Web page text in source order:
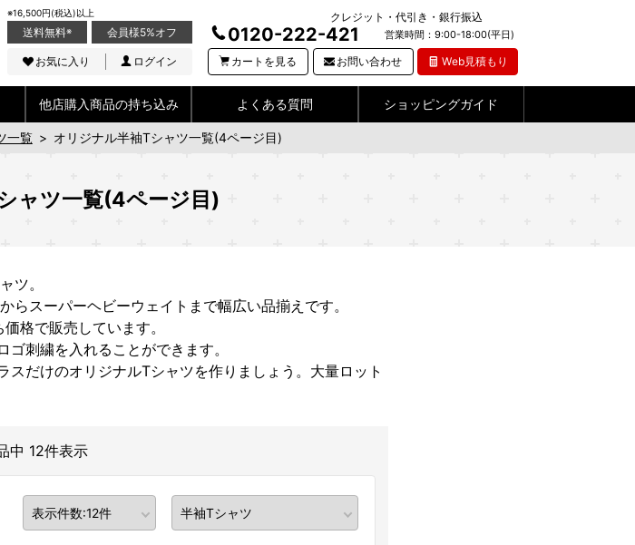
※16,500円(税込)以上
送料無料※ 会員様5%オフ
お気に入り ログイン
クレジット・代引き・銀行振込
0120-222-421 営業時間：9:00-18:00(平日)
カートを見る お問い合わせ Web見積もり
他店購入商品の持ち込み よくある質問 ショッピングガイド
一覧 > オリジナル半袖Tシャツ一覧(4ページ目)
ャツ一覧(4ページ目)
ツ。
スーパーヘビーウェイトまで幅広い品揃えです。
格で販売しています。
刺繍を入れることができます。
だけのオリジナルTシャツを作りましょう。大量ロット
中 12件表示